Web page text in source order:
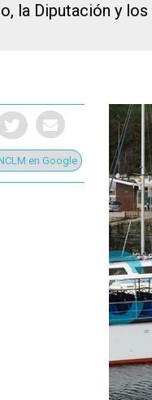
Presiona Intro para buscar o
la Diputación y
en Google